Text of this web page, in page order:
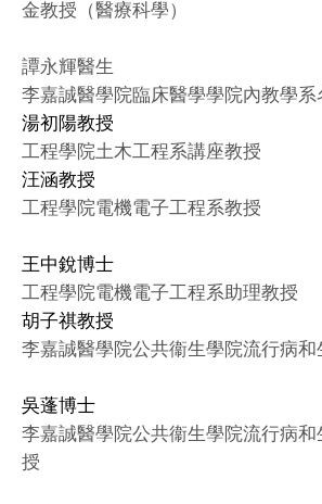
金教授（醫療科學）
譚永輝醫生
李嘉誠醫學院臨床醫學學院內教學
湯初陽教授
工程學院土木工程系講座教授
汪涵教授
工程學院電機電子工程系教授
王中銳博士
工程學院電機電子工程系助理教授
胡子祺教授
李嘉誠醫學院公共衞生學院流行病
吳蓬博士
李嘉誠醫學院公共衞生學院流行病
授